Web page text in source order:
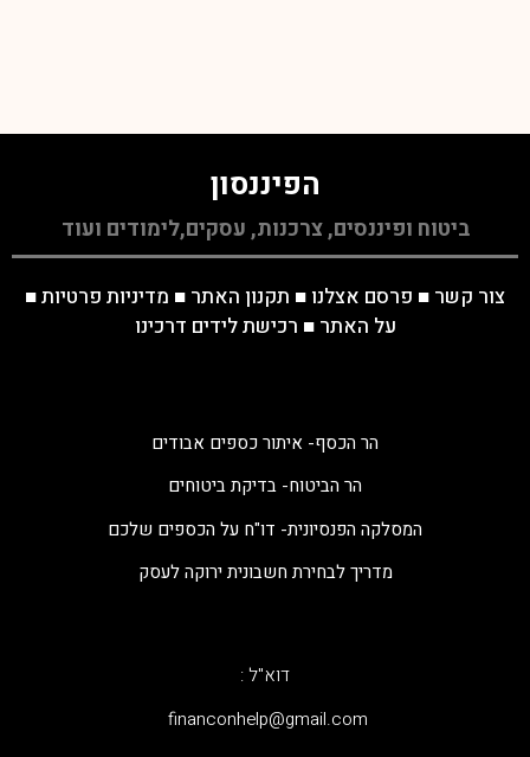
הפיננסון
ביטוח ופיננסים, צרכנות, עסקים,לימודים ועוד
צור קשר ■ פרסם אצלנו ■ תקנון האתר ■ מדיניות פרטיות■
על האתר ■ רכישת לידים דרכינו
הר הכסף- איתור כספים אבודים
הר הביטוח- בדיקת ביטוחים
המסלקה הפנסיונית- דו"ח על הכספים שלכם
מדריך לבחירת חשבונית ירוקה לעסק
דוא"ל :
‫financonhelp@gmail.com‬